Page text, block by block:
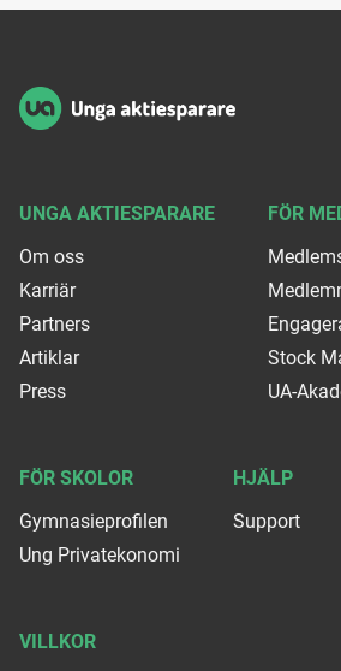
UNGA AKTIESPARARE
Om oss
Karriär
Partners
Artiklar
Press
FÖR
Stock
UA-
FÖR SKOLOR
Gymnasieprofilen
Ung Privatekonomi
HJÄLP
Support
VILLKOR